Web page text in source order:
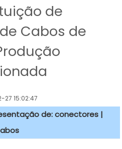
de
Cabos de
27 15:02:47
de: conectores |